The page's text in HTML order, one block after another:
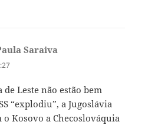
Saraiva
Leste não estão bem
“explodiu”, a Jugoslávia
Kosovo a Checoslováquia